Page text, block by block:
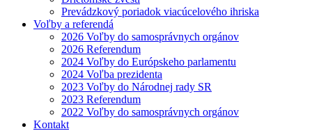
Prevádzkový poriadok viacúcelového ihriska
Voľby a referendá
2026 Voľby do samosprávnych orgánov
2026 Referendum
2024 Voľby do Európskeho parlamentu
2024 Voľba prezidenta
2023 Voľby do Národnej rady SR
2023 Referendum
2022 Voľby do samosprávnych orgánov
Kontakt